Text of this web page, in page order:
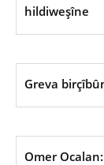
hildiweşîne
Greva
Omer